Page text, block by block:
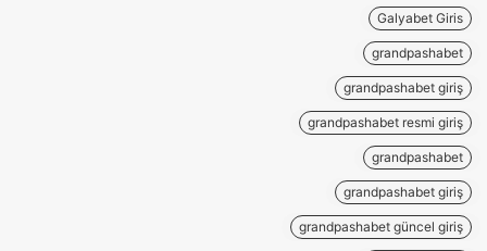
Galyabet Giris
grandpashabet
grandpashabet giriş
grandpashabet resmi giriş
grandpashabet
grandpashabet giriş
grandpashabet güncel giriş